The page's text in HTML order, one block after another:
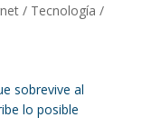
/ Tecnología /
sobrevive al
lo posible